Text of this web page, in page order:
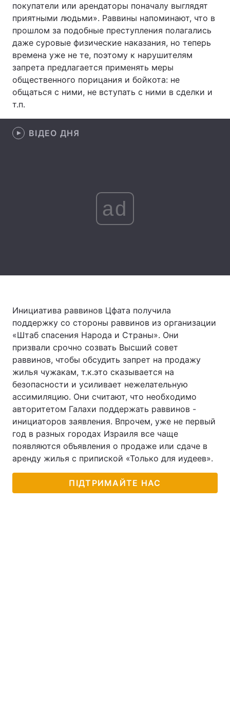
Україна Політика
Економіка Світ
Спорт Наука
Техно і зв'язок
Зброя Інциденти
Здоров'я Туризм
Цікавинки
Статті
Послуги
Тема оформлення
покупатели или арендаторы поначалу выглядят
приятными людьми». Раввины напоминают, что в
прошлом за подобные преступления полагались
даже суровые физические наказания, но теперь
времена уже не те, поэтому к нарушителям
запрета предлагается применять меры
общественного порицания и бойкота: не
общаться с ними, не вступать с ними в сделки и
т.п.
ВІДЕО ДНЯ
ad
Инициатива раввинов Цфата получила
поддержку со стороны раввинов из организации
«Штаб спасения Народа и Страны». Они
призвали срочно созвать Высший совет
раввинов, чтобы обсудить запрет на продажу
жилья чужакам, т.к.это сказывается на
безопасности и усиливает нежелательную
ассимиляцию. Они считают, что необходимо
авторитетом Галахи поддержать раввинов -
инициаторов заявления. Впрочем, уже не первый
год в разных городах Израиля все чаще
появляются объявления о продаже или сдаче в
аренду жилья с припиской «Только для иудеев».
ПІДТРИМАЙТЕ НАС